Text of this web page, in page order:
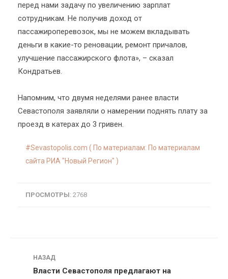
перед нами задачу по увеличению зарплат
сотрудникам. Не получив доход от
пассажироперевозок, мы не можем вкладывать
деньги в какие-то реновации, ремонт причалов,
улучшение пассажирского флота», – сказал
Кондратьев.
Напомним, что двумя неделями ранее власти
Севастополя заявляли о намерении поднять плату за
проезд в катерах до 3 гривен.
Sevastopolis.com ( По материалам: По материалам
сайта РИА "Новый Регион" )
ПРОСМОТРЫ: 2768
Навигация
НАЗАД
Власти Севастополя предлагают на